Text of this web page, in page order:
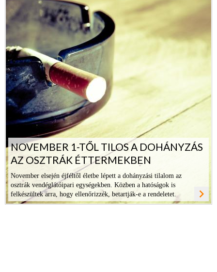
NOVEMBER 1-TŐL TILOS A DOHÁNYZÁS
AZ OSZTRÁK ÉTTERMEKBEN
November elsején éjféltől életbe lépett a dohányzási tilalom az
osztrák vendéglátóipari egységekben. Közben a hatóságok is
felkészültek arra, hogy ellenőrizzék, betartják-e a rendeletet.
navigate_next